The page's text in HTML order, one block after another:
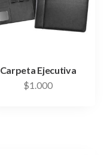
Carpeta Ejecutiva
$1.000